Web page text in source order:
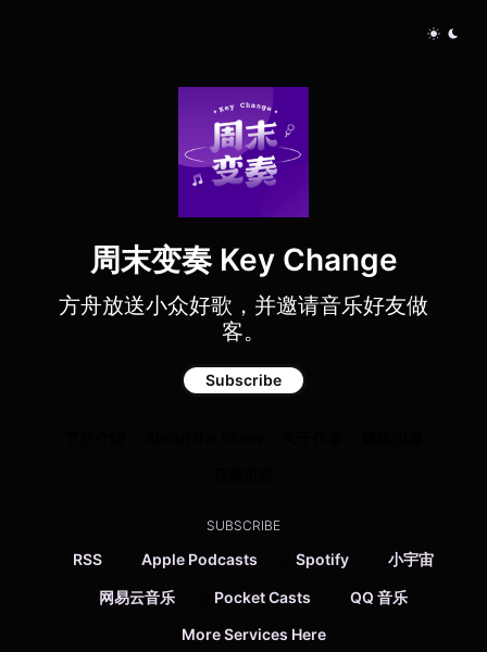
周末变奏 Key Change
方舟放送小众好歌，并邀请音乐好友做
客。
Subscribe
SUBSCRIBE
RSS Apple Podcasts Spotify 小宇宙
网易云音乐 Pocket Casts QQ 音乐
More Services Here